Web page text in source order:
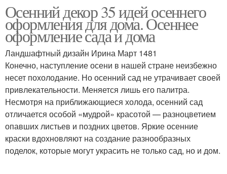
Поделки из листьев Букет из листьев
Осенние венки
Дерево из осенних
материалов
Осенний декор 35 идей осеннего
оформления для дома. Осеннее
оформление сада и дома
Ландшафтный дизайн Ирина Март 1481
Конечно, наступление осени в нашей стране неизбежно
несет похолодание. Но осенний сад не утрачивает своей
привлекательности. Меняется лишь его палитра.
Несмотря на приближающиеся холода, осенний сад
отличается особой «мудрой» красотой — разноцветием
опавших листьев и поздних цветов. Яркие осенние
краски вдохновляют на создание разнообразных
поделок, которые могут украсить не только сад, но и дом.